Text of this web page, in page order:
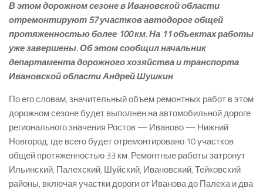
В этом дорожном сезоне в Ивановской области
отремонтируют 57 участков автодорог общей
протяженностью более 100 км. На 11 объектах работы
уже завершены. Об этом сообщил начальник
департамента дорожного хозяйства и транспорта
Ивановской области Андрей Шушкин
По его словам, значительный объем ремонтных работ в этом
дорожном сезоне будет выполнен на автомобильной дороге
регионального значения Ростов — Иваново — Нижний
Новгород, где всего будет отремонтировано 10 участков
общей протяженностью 33 км. Ремонтные работы затронут
Ильинский, Палехский, Шуйский, Ивановский, Тейковский
районы, включая участки дороги от Иванова до Палеха и два